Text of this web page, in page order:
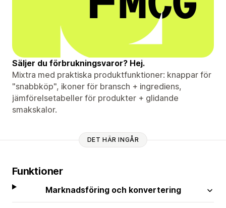
Säljer du förbrukningsvaror? Hej.
Mixtra med praktiska produktfunktioner: knappar för
"snabbköp", ikoner för bransch + ingrediens,
jämförelsetabeller för produkter + glidande
smakskalor.
DET HÄR INGÅR
Funktioner
Marknadsföring och konvertering